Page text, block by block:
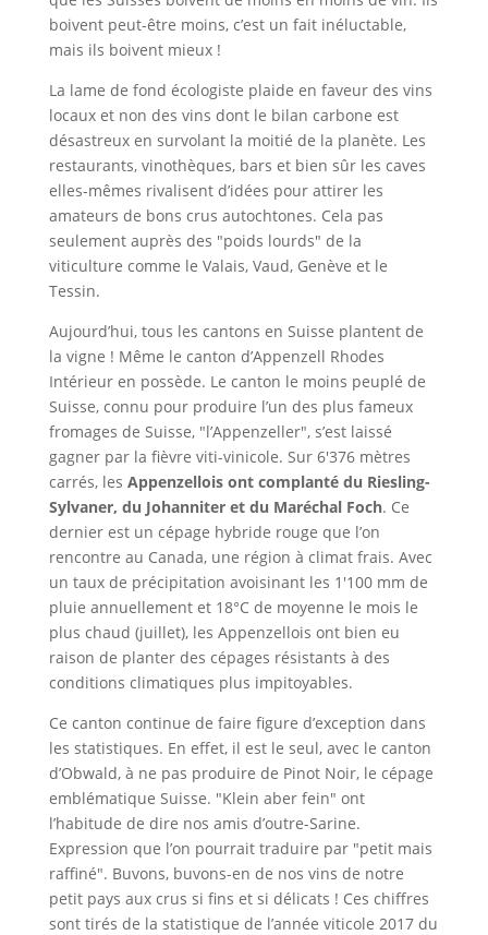
boivent peut-être moins, c’est un fait inéluctable,
mais ils boivent mieux !
La lame de fond écologiste plaide en faveur des vins
locaux et non des vins dont le bilan carbone est
désastreux en survolant la moitié de la planète. Les
restaurants, vinothèques, bars et bien sûr les caves
elles-mêmes rivalisent d’idées pour attirer les
amateurs de bons crus autochtones. Cela pas
seulement auprès des "poids lourds" de la
viticulture comme le Valais, Vaud, Genève et le
Tessin.
Aujourd’hui, tous les cantons en Suisse plantent de
la vigne ! Même le canton d’Appenzell Rhodes
Intérieur en possède. Le canton le moins peuplé de
Suisse, connu pour produire l’un des plus fameux
fromages de Suisse, "l’Appenzeller", s’est laissé
gagner par la fièvre viti-vinicole. Sur 6'376 mètres
carrés, les Appenzellois ont complanté du Riesling-
Sylvaner, du Johanniter et du Maréchal Foch. Ce
dernier est un cépage hybride rouge que l’on
rencontre au Canada, une région à climat frais. Avec
un taux de précipitation avoisinant les 1'100 mm de
pluie annuellement et 18°C de moyenne le mois le
plus chaud (juillet), les Appenzellois ont bien eu
raison de planter des cépages résistants à des
conditions climatiques plus impitoyables.
Ce canton continue de faire figure d’exception dans
les statistiques. En effet, il est le seul, avec le canton
d’Obwald, à ne pas produire de Pinot Noir, le cépage
emblématique Suisse. "Klein aber fein" ont
l’habitude de dire nos amis d’outre-Sarine.
Expression que l’on pourrait traduire par "petit mais
raffiné". Buvons, buvons-en de nos vins de notre
petit pays aux crus si fins et si délicats ! Ces chiffres
sont tirés de la statistique de l’année viticole 2017 du